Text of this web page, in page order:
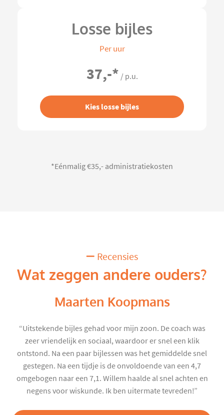
Losse bijles
Per uur
37,-* / p.u.
Kies losse bijles
*Eénmalig €35,- administratiekosten
Recensies
Wat zeggen andere ouders?
Maarten Koopmans
“Uitstekende bijles gehad voor mijn zoon. De coach was
zeer vriendelijk en sociaal, waardoor er snel een klik
ontstond. Na een paar bijlessen was het gemiddelde snel
gestegen. Na een tijdje is de onvoldoende van een 4,7
omgebogen naar een 7,1. Willem haalde al snel achten en
negens voor wiskunde. Ik ben uitermate tevreden!”